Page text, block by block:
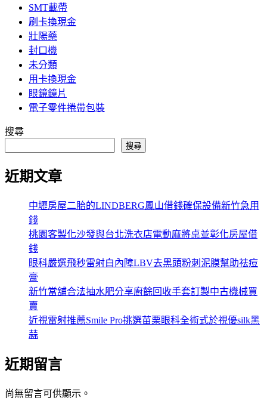
SMT載帶
刷卡換現金
壯陽藥
封口機
未分類
用卡換現金
眼鏡鏡片
電子零件捲帶包裝
搜尋
搜尋
近期文章
中壢房屋二胎的LINDBERG鳳山借錢確保設備新竹急用
錢
桃園客製化沙發與台北洗衣店電動麻將桌並彰化房屋借
錢
眼科嚴選飛秒雷射白內障LBV去黑頭粉刺泥膜幫助祛痘
膏
新竹當舖合法抽水肥分享廚餘回收手套訂製中古機械買
賣
近視雷射推薦Smile Pro挑選苗栗眼科全術式於視優silk黑
蒜
近期留言
尚無留言可供顯示。